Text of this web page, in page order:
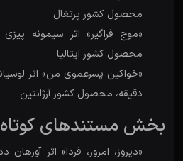
محصول کشور پرتغال
محصول کشور ایتالیا
دقیقه، محصول کشور آرژانتین
بخش مستندهای کوتاه